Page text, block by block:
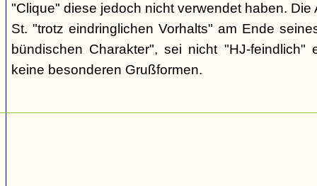
"Clique" diese jedoch nicht verwendet haben. Die
St. "trotz eindringlichen Vorhalts" am Ende
bündischen Charakter", sei nicht "HJ-feindlich"
keine besonderen Grußformen.